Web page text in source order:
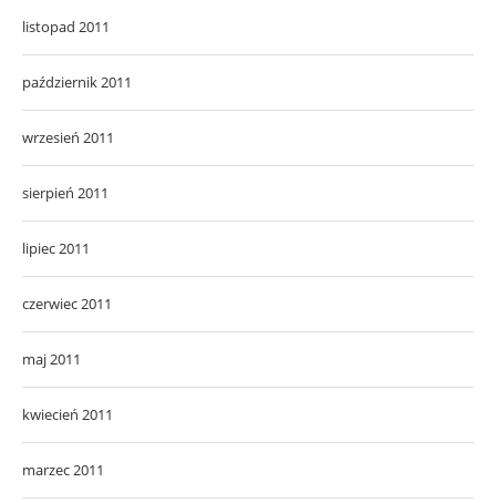
listopad 2011
październik 2011
wrzesień 2011
sierpień 2011
lipiec 2011
czerwiec 2011
maj 2011
kwiecień 2011
marzec 2011